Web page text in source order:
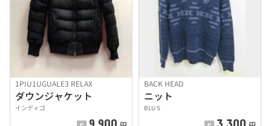
1PIU1UGUALE3 RELAX
ダウンジャケット
インディゴ
9,900
BACK HEAD
ニット
BLU S
3,300